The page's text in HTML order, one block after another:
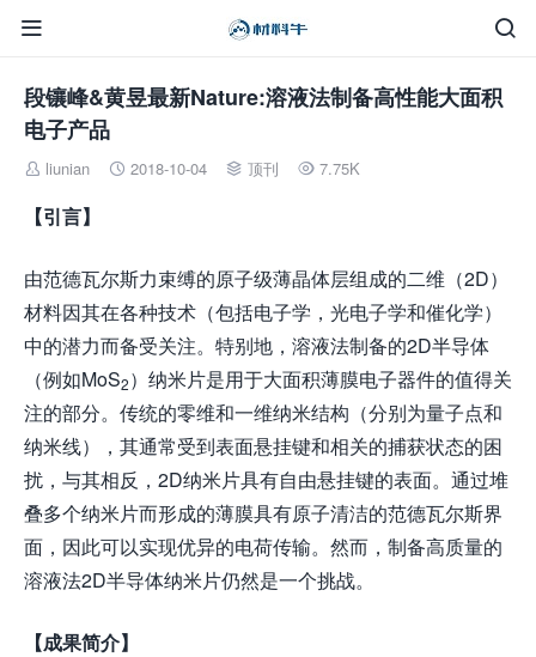


段镶峰&黄昱最新Nature:溶液法制备高性能大面积
电子产品
 liunian  2018-10-04  顶刊  7.75K
【引言】
由范德瓦尔斯力束缚的原子级薄晶体层组成的二维（2D）
材料因其在各种技术（包括电子学，光电子学和催化学）
中的潜力而备受关注。特别地，溶液法制备的2D半导体
（例如MoS2）纳米片是用于大面积薄膜电子器件的值得关
注的部分。传统的零维和一维纳米结构（分别为量子点和
纳米线），其通常受到表面悬挂键和相关的捕获状态的困
扰，与其相反，2D纳米片具有自由悬挂键的表面。通过堆
叠多个纳米片而形成的薄膜具有原子清洁的范德瓦尔斯界
面，因此可以实现优异的电荷传输。然而，制备高质量的
溶液法2D半导体纳米片仍然是一个挑战。
【成果简介】